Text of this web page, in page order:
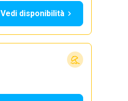
Vedi disponibilità